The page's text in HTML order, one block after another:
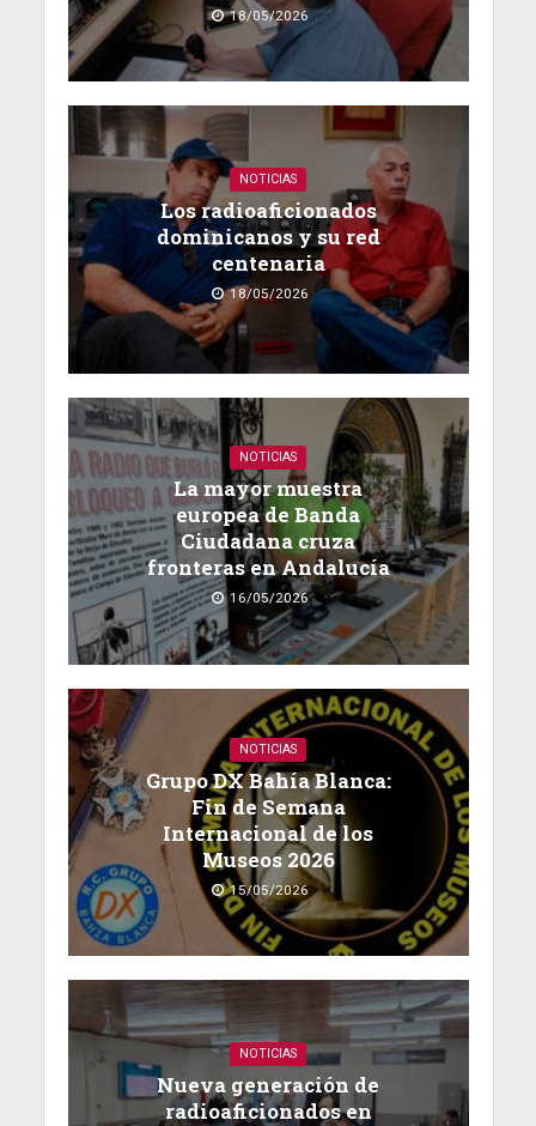
18/05/2026
NOTICIAS
Los radioaficionados
dominicanos y su red
centenaria
18/05/2026
NOTICIAS
La mayor muestra
europea de Banda
Ciudadana cruza
fronteras en Andalucía
16/05/2026
NOTICIAS
Grupo DX Bahía Blanca:
Fin de Semana
Internacional de los
Museos 2026
15/05/2026
NOTICIAS
Nueva generación de
radioaficionados en